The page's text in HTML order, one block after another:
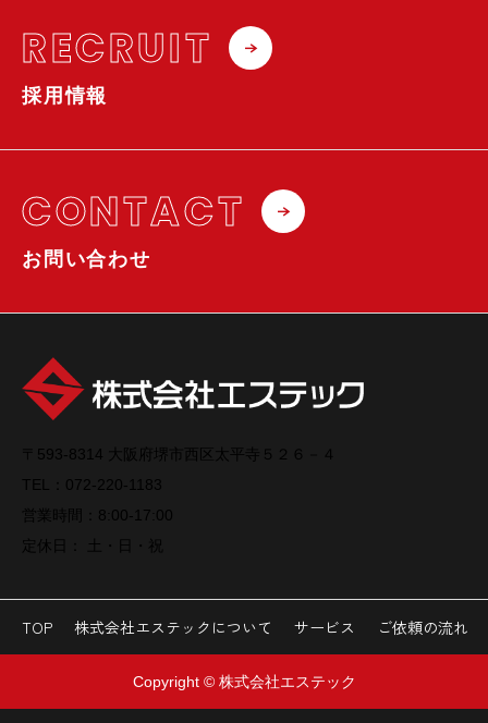
RECRUIT
採用情報
CONTACT
お問い合わせ
〒593-8314 大阪府堺市西区太平寺５２６－４
TEL：072-220-1183
営業時間：8:00-17:00
定休日： 土・日・祝
TOP 株式会社エステックについて サービス ご依頼の流れ
Copyright © 株式会社エステック